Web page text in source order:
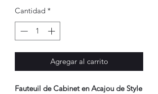
Cantidad *
Agregar al carrito
Fauteuil de Cabinet en Acajou de Style